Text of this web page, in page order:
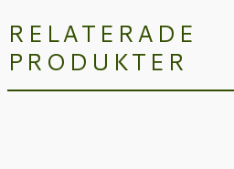
RELATERADE
PRODUKTER